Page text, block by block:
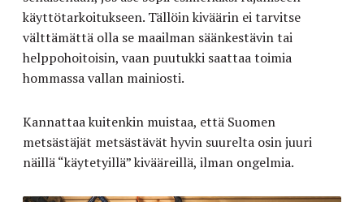
käyttötarkoitukseen. Tällöin kiväärin ei tarvitse
välttämättä olla se maailman säänkestävin tai
helppohoitoisin, vaan puutukki saattaa toimia
hommassa vallan mainiosti.
Kannattaa kuitenkin muistaa, että Suomen
metsästäjät metsästävät hyvin suurelta osin juuri
näillä “käytetyillä” kivääreillä, ilman ongelmia.